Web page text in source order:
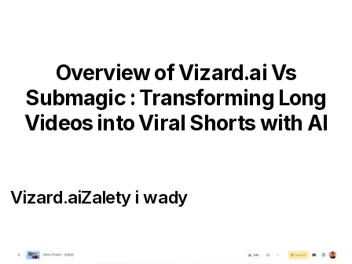
Overview of Vizard.ai Vs
Submagic : Transforming Long
Videos into Viral Shorts with AI
Vizard.aiZalety i wady